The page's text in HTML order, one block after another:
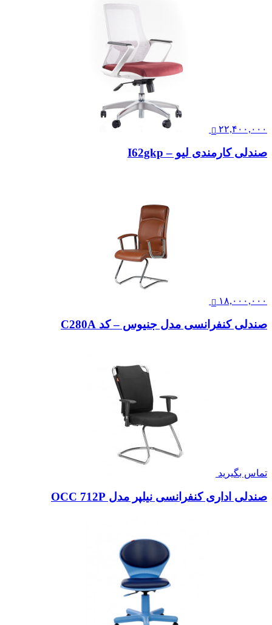
۲۲,۴۰۰,۰۰۰
صندلی کارمندی لیو – I62gkp
۱۸,۰۰۰,۰۰۰
صندلی کنفرانسی مدل جنیوس – کد C280A
تماس بگیرید
صندلی اداری کنفرانسی نیلپر مدل OCC 712P